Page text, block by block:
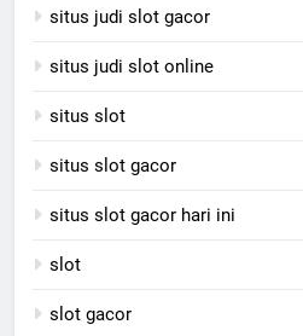
situs judi slot gacor
situs judi slot online
situs slot
situs slot gacor
situs slot gacor hari ini
slot
slot gacor